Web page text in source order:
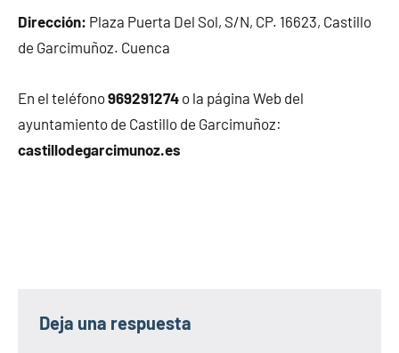
Dirección: Plaza Puerta Del Sol, S/N, CP. 16623, Castillo
de Garcimuñoz. Cuenca
En el teléfono969291274 o la página Web del
ayuntamiento de Castillo de Garcimuñoz:
castillodegarcimunoz.es
Deja una respuesta